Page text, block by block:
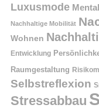
Luxusmode
Nachhaltige Mobilität
Wohnen
Entwicklung
Raumgestaltung
Selbstreflexion
Stressabbau